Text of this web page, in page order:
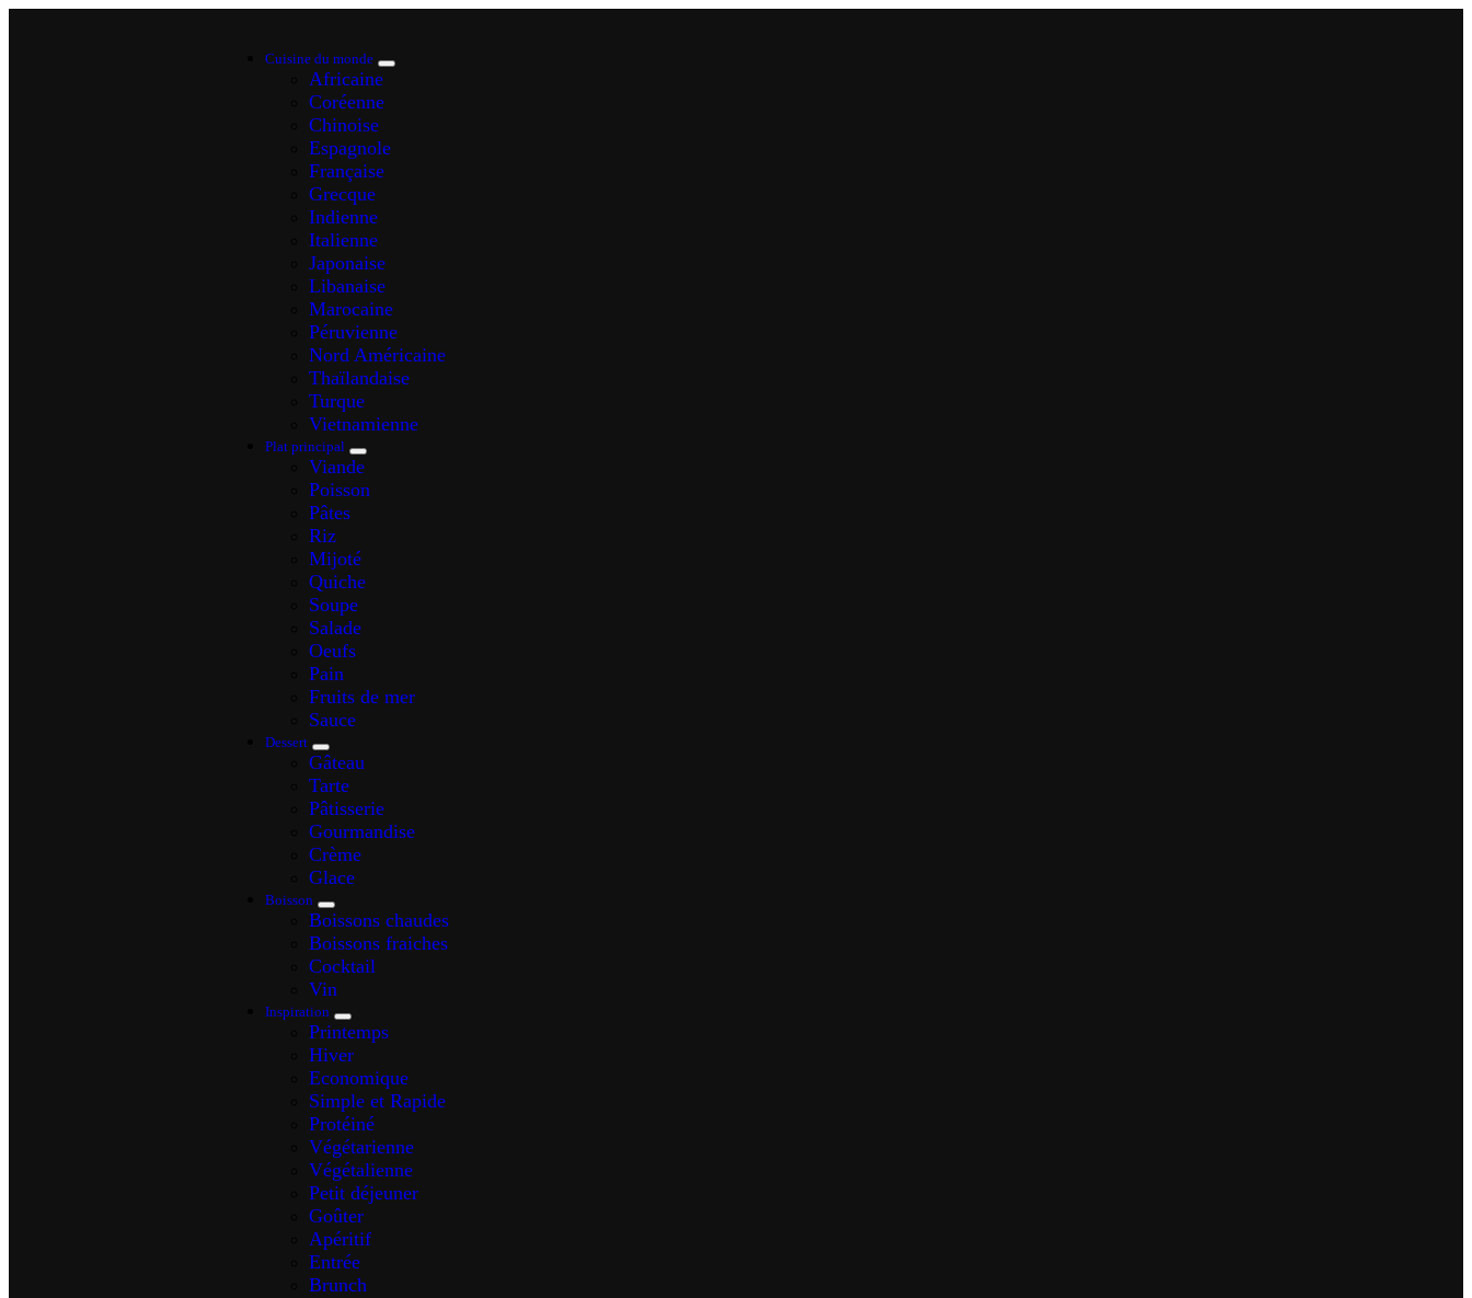
Cuisine du monde
Africaine
Coréenne
Chinoise
Espagnole
Française
Grecque
Indienne
Italienne
Japonaise
Libanaise
Marocaine
Péruvienne
Nord Américaine
Thaïlandaise
Turque
Vietnamienne
Plat principal
Viande
Poisson
Pâtes
Riz
Mijoté
Quiche
Soupe
Salade
Oeufs
Pain
Fruits de mer
Sauce
Dessert
Gâteau
Tarte
Pâtisserie
Gourmandise
Crème
Glace
Boisson
Boissons chaudes
Boissons fraiches
Cocktail
Vin
Inspiration
Printemps
Hiver
Economique
Simple et Rapide
Protéiné
Végétarienne
Végétalienne
Petit déjeuner
Goûter
Apéritif
Entrée
Brunch